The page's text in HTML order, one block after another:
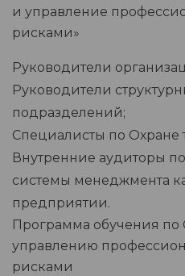
и управление
рисками»
Руководители
Руководители
подразделений;
Специалисты по Охране
Внутренние аудиторы
системы менеджмента
предприятии.
Программа обучения
управлению
рисками